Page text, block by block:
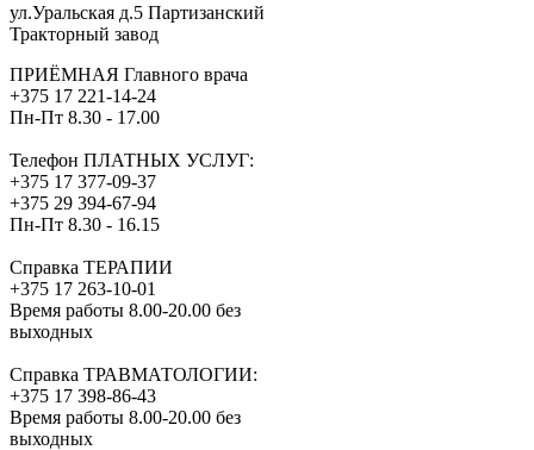
ул.Уральская д.5 Партизанский
Тракторный завод
ПРИЁМНАЯ Главного врача
+375 17 221-14-24
Пн-Пт 8.30 - 17.00
Телефон ПЛАТНЫХ УСЛУГ:
+375 17 377-09-37
+375 29 394-67-94
Пн-Пт 8.30 - 16.15
Справка ТЕРАПИИ
+375 17 263-10-01
Время работы 8.00-20.00 без
выходных
Справка ТРАВМАТОЛОГИИ:
+375 17 398-86-43
Время работы 8.00-20.00 без
выходных